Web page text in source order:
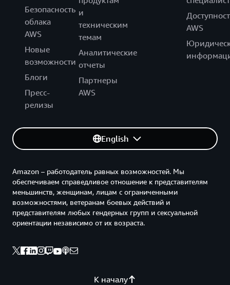
Безопасность
облака
AWS
Новые
возможности
Блоги
Пресс-
релизы
и
техническим
темам
Аналитические
отчеты
Партнеры
AWS
AWS
English
К началу
Amazon – работодатель равных возможностей. Мы
обеспечиваем справедливое отношение к представителям
меньшинств, женщинам, лицам с ограниченными
возможностями, ветеранам боевых действий и
представителям любых гендерных групп и сексуальной
ориентации независимо от их возраста.